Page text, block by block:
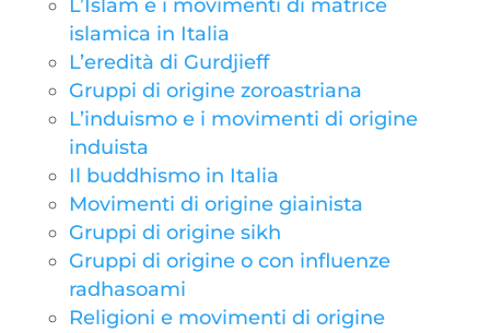
L’Islam e i movimenti di matrice
islamica in Italia
L’eredità di Gurdjieff
Gruppi di origine zoroastriana
L’induismo e i movimenti di origine
induista
Il buddhismo in Italia
Movimenti di origine giainista
Gruppi di origine sikh
Gruppi di origine o con influenze
radhasoami
Religioni e movimenti di origine